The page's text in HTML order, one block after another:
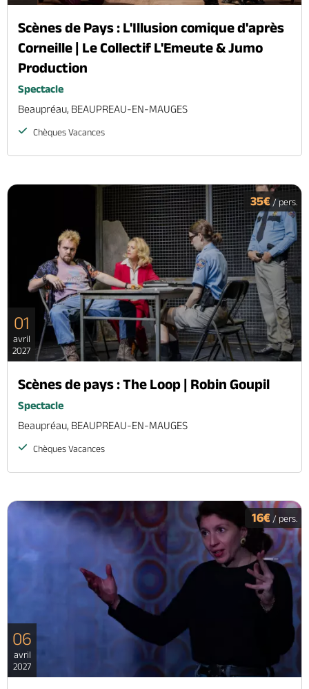
Scènes de Pays : L'Illusion comique d'après
Corneille | Le Collectif L'Emeute & Jumo
Production
Spectacle
Beaupréau, BEAUPREAU-EN-MAUGES
Chèques Vacances
35€ / pers.
01
avril
2027
Scènes de pays : The Loop | Robin Goupil
Spectacle
Beaupréau, BEAUPREAU-EN-MAUGES
Chèques Vacances
16€ / pers.
06
avril
2027